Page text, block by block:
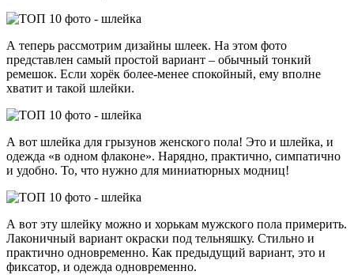
А теперь рассмотрим дизайны шлеек. На этом фото
представлен самый простой вариант – обычный тонкий
ремешок. Если хорёк более-менее спокойный, ему вполне
хватит и такой шлейки.
А вот шлейка для грызунов женского пола! Это и шлейка, и
одежда «в одном флаконе». Нарядно, практично, симпатично
и удобно. То, что нужно для миниатюрных модниц!
А вот эту шлейку можно и хорькам мужского пола примерить.
Лаконичный вариант окраски под тельняшку. Стильно и
практично одновременно. Как предыдущий вариант, это и
фиксатор, и одежда одновременно.